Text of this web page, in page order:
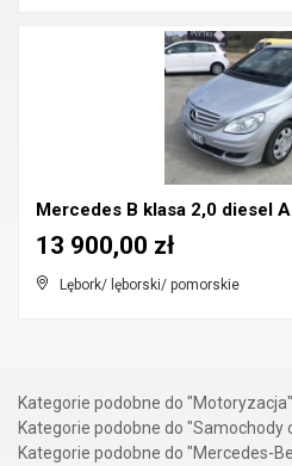
Mercedes B klasa 2,0 diesel
Lębork/ lęborski/ pomorskie
13 900,00 zł
Kategorie podobne do "Motoryzacja"
Kategorie podobne do "Samochody
Kategorie podobne do "Mercedes-